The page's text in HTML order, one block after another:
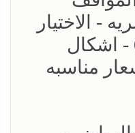
- الاختيار
الاول - 0500559613 - اشكال
مناسبه